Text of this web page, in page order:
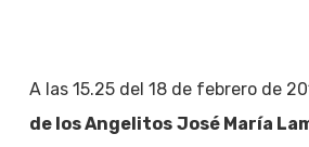
A las 15.25 del 18 de febrero de
de los Angelitos José María